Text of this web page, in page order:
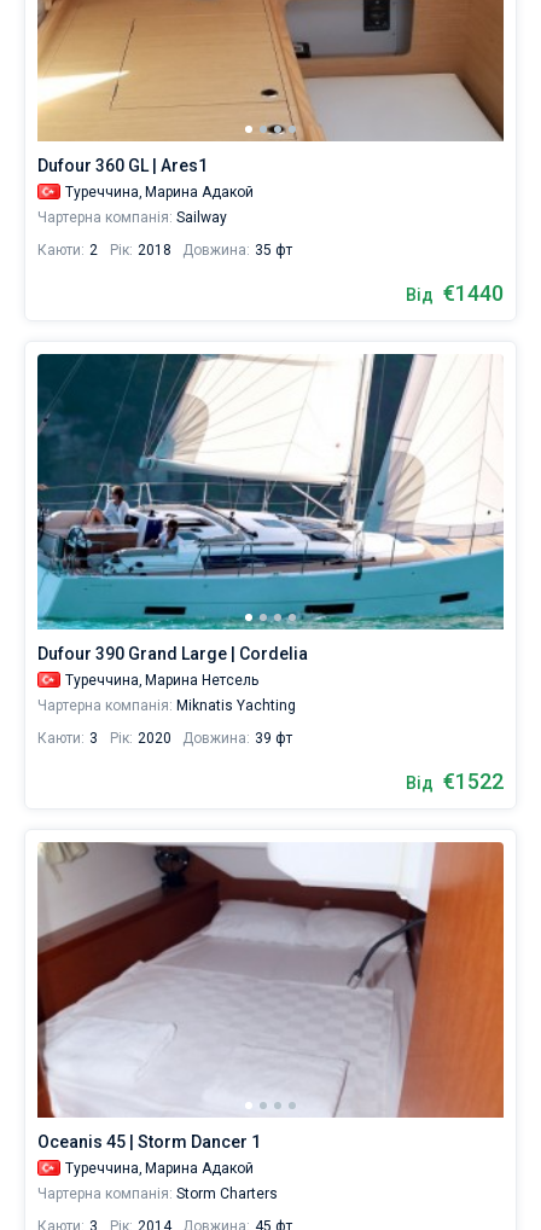
Dufour 360 GL | Ares1
Туреччина, Марина Адакой
Чартерна компанія: Sailway
Каюти: 2 Рік: 2018 Довжина: 35 фт
Від €1440
Dufour 390 Grand Large | Cordelia
Туреччина, Марина Нетсель
Чартерна компанія: Miknatis Yachting
Каюти: 3 Рік: 2020 Довжина: 39 фт
Від €1522
Oceanis 45 | Storm Dancer 1
Туреччина, Марина Адакой
Чартерна компанія: Storm Charters
Каюти: 3 Рік: 2014 Довжина: 45 фт